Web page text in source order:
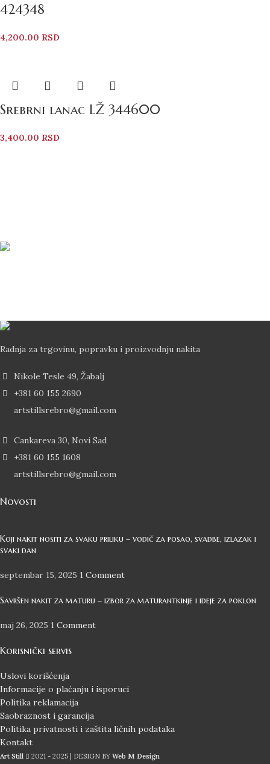
424348
4,200.00 RSD
Srebrni lanac LŽ 344600
3,400.00 RSD
Radnja za trgovinu, popravku i proizvodnju nakita
Nikole Tesle 49, Žabalj
+381 60 155 2690
artstillsrebro@gmail.com
Cankareva 30, Novi Sad
+381 60 155 1608
artstillsrebro@gmail.com
Novosti
Koji nakit nositi za svaku priliku – vodič za posao, svadbe, izlazak i
svaki dan
septembar 15, 2025 1 Comment
Savršen nakit za maturu – izbor za maturantkinje i ideje za poklon
maj 26, 2025 1 Comment
Korisnički servis
Uslovi korišćenja
Informacije o plaćanju i isporuci
Politika reklamacija
Saobraznost i garancija
Politika privatnosti i zaštita ličnih podataka
Kontakt
Art Still 2021 - 2025 | DESIGN BY Web M Design